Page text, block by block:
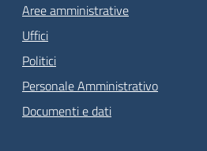
Aree amministrative
Uffici
Politici
Personale Amministrativo
Documenti e dati